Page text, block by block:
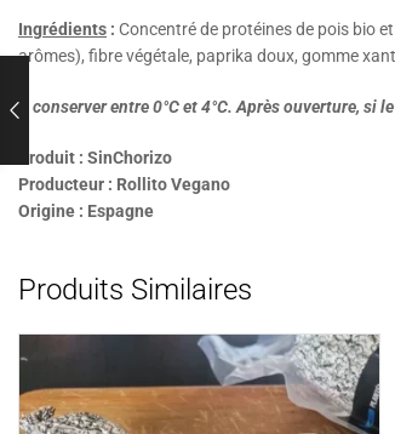
Ingrédients : Concentré de protéines de pois bio
arômes), fibre végétale, paprika doux, gomme
À conserver entre 0°C et 4°C. Après ouverture, si
Produit : SinChorizo
Producteur : Rollito Vegano
Origine : Espagne
Produits Similaires